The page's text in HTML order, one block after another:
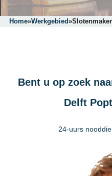
Home»Werkgebied»
Bent u op zoek
Delft
24-uurs